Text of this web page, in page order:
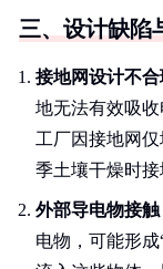
三、设计缺陷
接地网设计不合
地无法有效吸
工厂因接地网
季土壤干燥时接
外部导电物接触
电物，可能形